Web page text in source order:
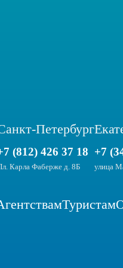
Петербург
(812) 426 37 18
Карла Фаберже д. 8Б
+7
улица
Туристам